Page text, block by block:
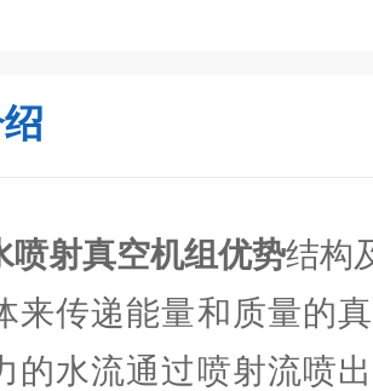
喷射真空机组优势结构
来传递能量和质量的
的水流通过喷射流喷